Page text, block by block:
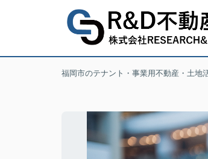
福岡市のテナント・事業用不動産・土地